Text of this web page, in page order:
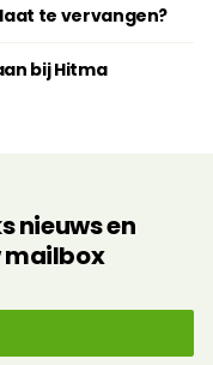
te vervangen?
bij Hitma
nieuws en
mailbox